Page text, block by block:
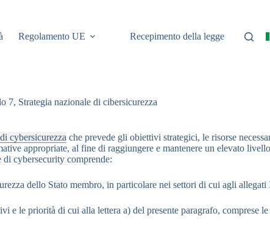
Regolamento UE Recepimento della legge
7, Strategia nazionale di cibersicurezza
cybersicurezza che prevede gli obiettivi strategici, le risorse
appropriate, al fine di raggiungere e mantenere un elevato
di cybersecurity comprende:
dello Stato membro, in particolare nei settori di cui agli allegati
e le priorità di cui alla lettera a) del presente paragrafo, comprese